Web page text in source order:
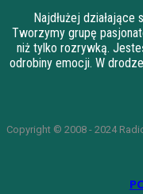
Najdłużej
Tworzymy grupę
niż tylko rozrywką.
odrobiny emocji. W
Copyright © 2008 - 2024